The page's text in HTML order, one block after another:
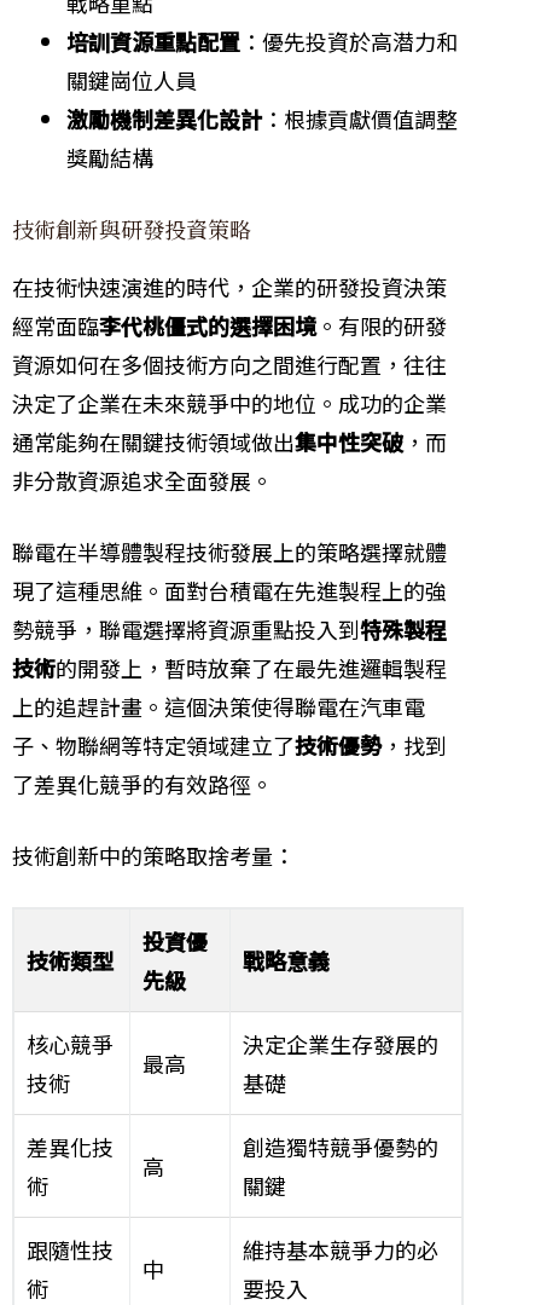
培訓資源重點配置 ：優先投資於高潜力和
關鍵崗位人員
激勵機制差異化設計：根據貢獻價值調整
獎勵結構
技術創新與研發投資策略
在技術快速演進的時代，企業的研發投資決策
經常面臨李代桃僵式的選擇困境。有限的研發
資源如何在多個技術方向之間進行配置，往往
決定了企業在未來競爭中的地位。成功的企業
通常能夠在關鍵技術領域做出集中性突破 ，而
非分散資源追求全面發展。
聯電在半導體製程技術發展上的策略選擇就體
現了這種思維。面對台積電在先進製程上的強
勢競爭，聯電選擇將資源重點投入到特殊製程
技術的開發上，暫時放棄了在最先進邏輯製程
上的追趕計畫。這個決策使得聯電在汽車電
子、物聯網等特定領域建立了技術優勢，找到
了差異化競爭的有效路徑。
技術創新中的策略取捨考量：
技術類型
投資優
先級
戰略意義
核心競爭
技術
最高
決定企業生存發展的
基礎
差異化技
術
高
創造獨特競爭優勢的
關鍵
跟隨性技
術
中
維持基本競爭力的必
要投入